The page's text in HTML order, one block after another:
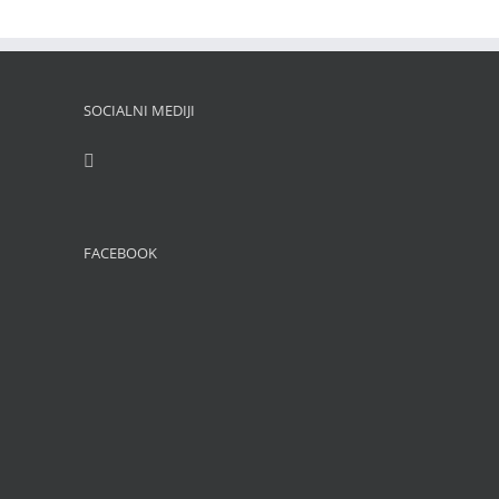
SOCIALNI MEDIJI
FACEBOOK